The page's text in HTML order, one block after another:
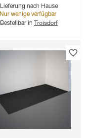
Lieferung nach Hause
Nur wenige verfügbar
Bestellbar in Troisdorf